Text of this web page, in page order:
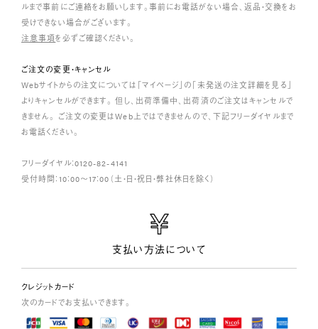
ルまで事前にご連絡をお願いします。事前にお電話がない場合、返品・交換をお
受けできない場合がございます。
注意事項を必ずご確認ください。
ご注文の変更・キャンセル
Webサイトからの注文については「マイページ」の「未発送の注文詳細を見る」
よりキャンセルができます。 但し、出荷準備中、出荷済のご注文はキャンセルで
きません。 ご注文の変更はWeb上ではできませんので、下記フリーダイヤルまで
お電話ください。
フリーダイヤル：0120-82-4141
受付時間：10：00～17：00（土・日・祝日・弊社休日を除く）
支払い方法について
クレジットカード
次のカードでお支払いできます。